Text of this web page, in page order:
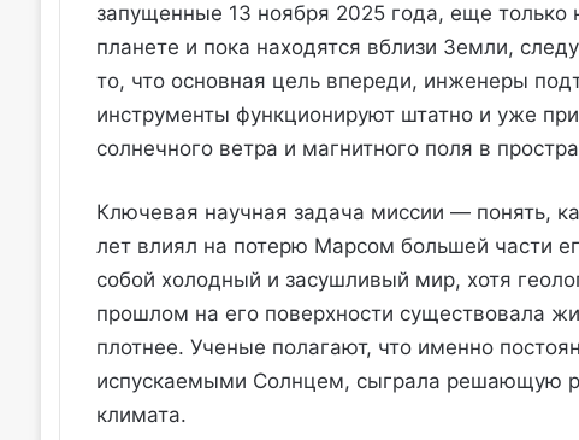
запущенные 13 ноября 2025 года, еще только
планете и пока находятся вблизи Земли,
то, что основная цель впереди, инженеры
инструменты функционируют штатно и уже
солнечного ветра и магнитного поля в
Ключевая научная задача миссии — понять,
лет влиял на потерю Марсом большей части
собой холодный и засушливый мир, хотя
прошлом на его поверхности существовала
плотнее. Ученые полагают, что именно
испускаемыми Солнцем, сыграла решающую
климата.